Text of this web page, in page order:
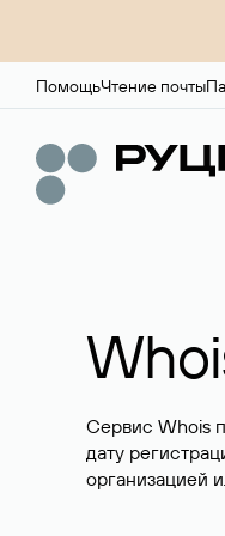
ПомощьЧтение почты
Сервис Whois
дату
организацией